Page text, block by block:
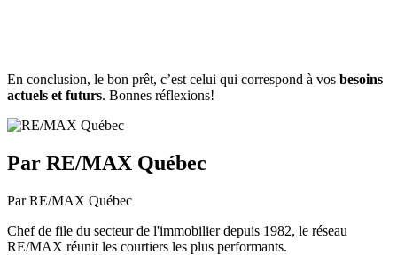
En conclusion, le bon prêt, c’est celui qui correspond à vos besoins
actuels et futurs. Bonnes réflexions!
Par RE/MAX Québec
Par RE/MAX Québec
Chef de file du secteur de l'immobilier depuis 1982, le réseau
RE/MAX réunit les courtiers les plus performants.